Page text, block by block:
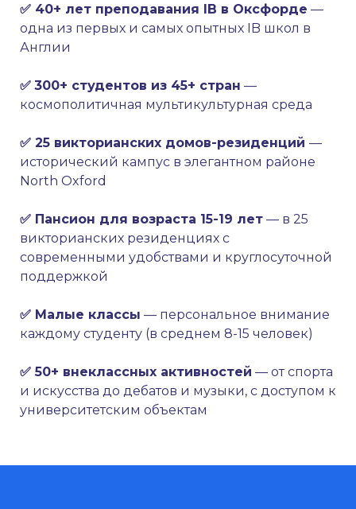
✅ 40+ лет преподавания IB в Оксфорде —
одна из первых и самых опытных IB школ в
Англии
✅ 300+ студентов из 45+ стран —
космополитичная мультикультурная среда
✅ 25 викторианских домов-резиденций —
исторический кампус в элегантном районе
North Oxford
✅ Пансион для возраста 15-19 лет — в 25
викторианских резиденциях с
современными удобствами и круглосуточной
поддержкой
✅ Малые классы — персональное внимание
каждому студенту (в среднем 8-15 человек)
✅ 50+ внеклассных активностей — от спорта
и искусства до дебатов и музыки, с доступом к
университетским объектам